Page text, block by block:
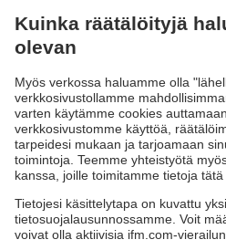
tunnistuskiekkoja, magneetteja
järjestelmien korkealuokkaiset
erikoiskäyttölaitteet varmistavat
luotettavuuden vaativissa
Induktiivisten antureiden
tunnistuskiekkoihin ja